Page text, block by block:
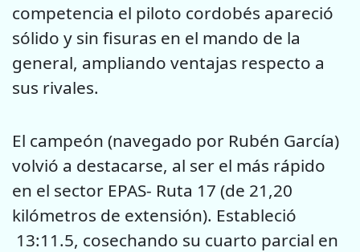
competencia el piloto cordobés apareció
sólido y sin fisuras en el mando de la
general, ampliando ventajas respecto a
sus rivales.
El campeón (navegado por Rubén García)
volvió a destacarse, al ser el más rápido
en el sector EPAS- Ruta 17 (de 21,20
kilómetros de extensión). Estableció
13:11.5, cosechando su cuarto parcial en